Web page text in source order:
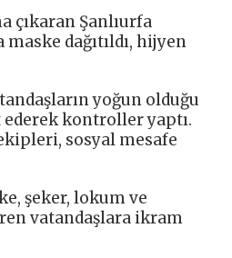
çıkaran Şanlıurfa
dağıtıldı, hijyen
yoğun olduğu
kontroller yaptı.
sosyal mesafe
şeker, lokum ve
vatandaşlara ikram